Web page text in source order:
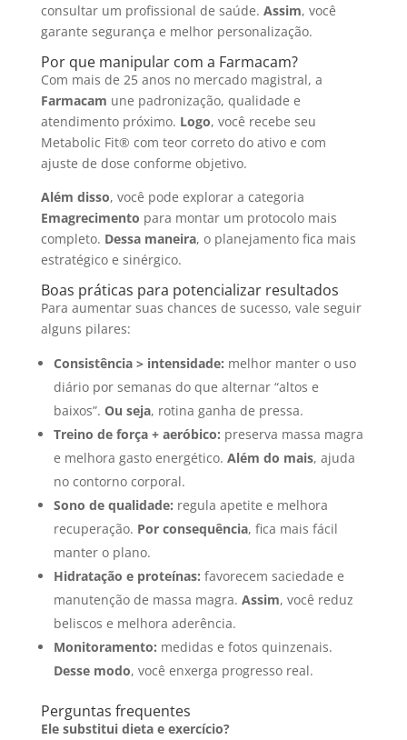
consultar um profissional de saúde. Assim, você
garante segurança e melhor personalização.
Por que manipular com a Farmacam?
Com mais de 25 anos no mercado magistral, a
Farmacam une padronização, qualidade e
atendimento próximo. Logo, você recebe seu
Metabolic Fit® com teor correto do ativo e com
ajuste de dose conforme objetivo.
Além disso, você pode explorar a categoria
Emagrecimento para montar um protocolo mais
completo. Dessa maneira, o planejamento fica mais
estratégico e sinérgico.
Boas práticas para potencializar resultados
Para aumentar suas chances de sucesso, vale seguir
alguns pilares:
Consistência > intensidade: melhor manter o uso
diário por semanas do que alternar “altos e
baixos”. Ou seja, rotina ganha de pressa.
Treino de força + aeróbico: preserva massa magra
e melhora gasto energético. Além do mais, ajuda
no contorno corporal.
Sono de qualidade: regula apetite e melhora
recuperação. Por consequência, fica mais fácil
manter o plano.
Hidratação e proteínas: favorecem saciedade e
manutenção de massa magra. Assim, você reduz
beliscos e melhora aderência.
Monitoramento: medidas e fotos quinzenais.
Desse modo, você enxerga progresso real.
Perguntas frequentes
Ele substitui dieta e exercício?